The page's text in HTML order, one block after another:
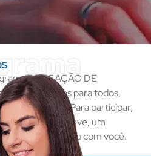
INDICAÇÃO DE
exclusivas para todos,
de atuação. Para participar,
abaixo. Em breve, um
em contato com você.